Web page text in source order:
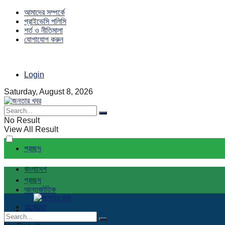
আমাদের সম্পর্কে
প্রাইভেসি পলিসি
শর্ত ও নীতিমালা
যোগাযোগ করুন
Login
Saturday, August 8, 2026
No Result
View All Result
প্রচ্ছদ
বাংলাদেশ
আন্তর্জাতিক
রাজনীতি
প্রচ্ছদ
বাংলাদেশ